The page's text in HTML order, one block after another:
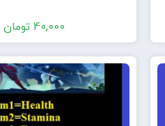
40,000 تومان